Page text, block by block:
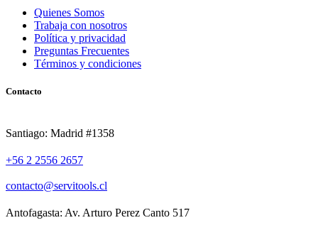
Quienes Somos
Trabaja con nosotros
Política y privacidad
Preguntas Frecuentes
Términos y condiciones
Contacto
Santiago: Madrid #1358
+56 2 2556 2657
contacto@servitools.cl
Antofagasta: Av. Arturo Perez Canto 517